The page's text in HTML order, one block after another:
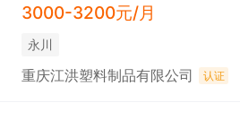
3000-3200元/月
永川
重庆江洪塑料制品有限公司 认证